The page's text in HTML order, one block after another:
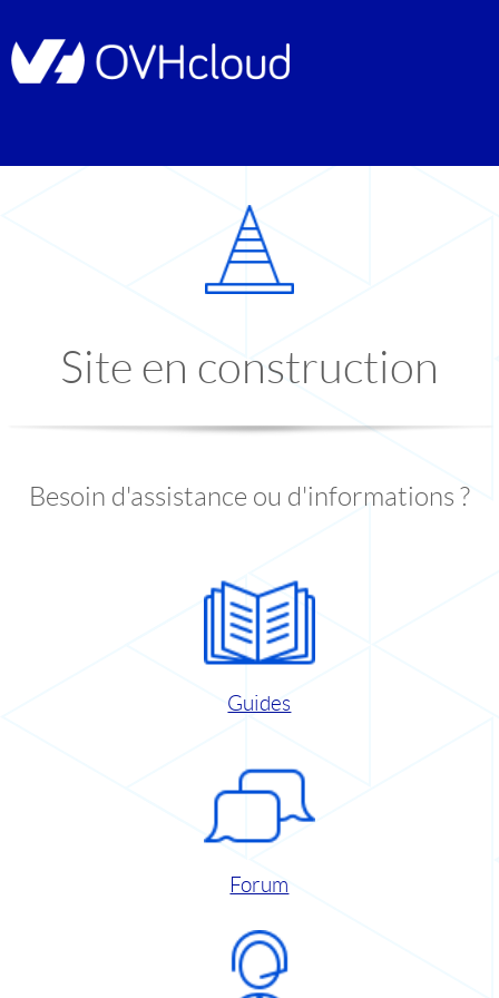
Site en construction
Besoin d'assistance ou d'informations ?
Guides
Forum